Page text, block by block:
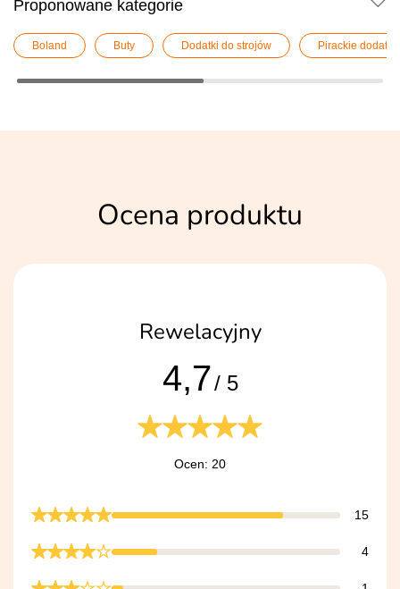
Proponowane kategorie
Boland Buty Dodatki do strojów Pirackie dodatki
Ocena produktu
Rewelacyjny
4,7/ 5
Ocen: 20
15
4